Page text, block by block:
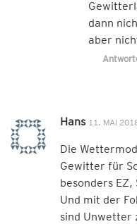
dann
aber
Hans 11. MAI
Die
Gewitter für
besonders EZ,
Und mit der
sind Unwetter